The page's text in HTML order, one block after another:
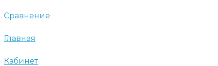
Сравнение
Главная
Кабинет